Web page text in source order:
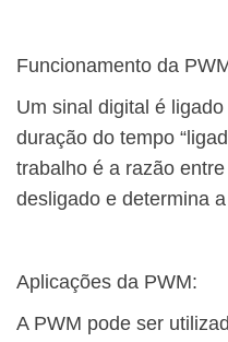
Funcionamento da
Um sinal digital é
duração do tempo
trabalho é a razão
desligado e determina
Aplicações da PWM:
A PWM pode ser